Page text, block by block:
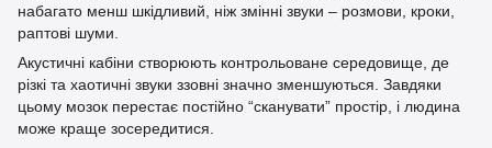
набагато менш шкідливий, ніж змінні звуки – розмови, кроки,
раптові шуми.
Акустичні кабіни створюють контрольоване середовище, де
різкі та хаотичні звуки ззовні значно зменшуються. Завдяки
цьому мозок перестає постійно “сканувати” простір, і людина
може краще зосередитися.